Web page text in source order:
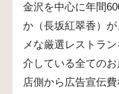
金沢を中心に年間
か（長坂紅翠香）
メな厳選レストラ
介している全ての
店側から広告宣伝